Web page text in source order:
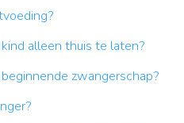
alleen thuis te laten?
zwangerschap?